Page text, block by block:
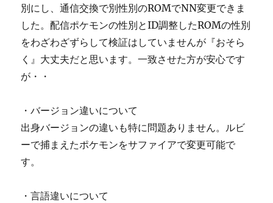
別にし、通信交換で別性別のROMでNN変更できま
した。配信ポケモンの性別とID調整したROMの性別
をわざわざずらして検証はしていませんが『おそら
く』大丈夫だと思います。一致させた方が安心です
が・・
・バージョン違いについて
出身バージョンの違いも特に問題ありません。ルビ
ーで捕まえたポケモンをサファイアで変更可能で
す。
・言語違いについて